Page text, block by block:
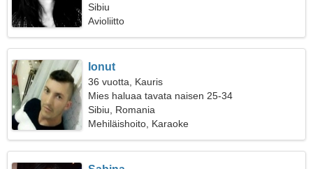
Sibiu
Avioliitto
Ionut
36 vuotta, Kauris
Mies haluaa tavata naisen 25-34
Sibiu, Romania
Mehiläishoito, Karaoke